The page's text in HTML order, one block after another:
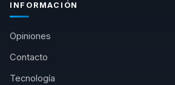
INFORMACIÓN
Opiniones
Contacto
Tecnología